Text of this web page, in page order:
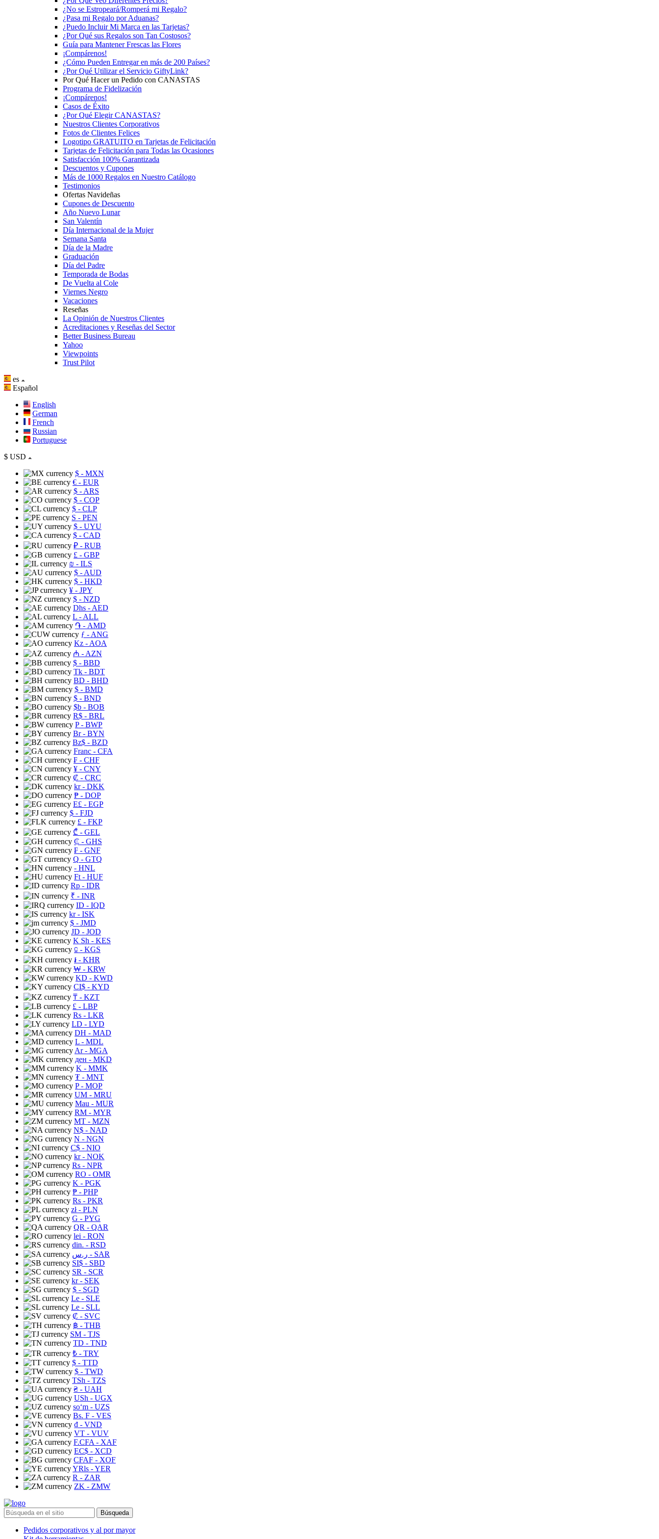
¿No se Estropeará/Romperá mi Regalo?
¿Pasa mi Regalo por Aduanas?
¿Puedo Incluir Mi Marca en las Tarjetas?
¿Por Qué sus Regalos son Tan Costosos?
Guía para Mantener Frescas las Flores
¡Compárenos!
¿Cómo Pueden Entregar en más de 200 Países?
¿Por Qué Utilizar el Servicio GiftyLink?
Por Qué Hacer un Pedido con CANASTAS
Programa de Fidelización
¡Compárenos!
Casos de Éxito
¿Por Qué Elegir CANASTAS?
Nuestros Clientes Corporativos
Fotos de Clientes Felices
Logotipo GRATUITO en Tarjetas de Felicitación
Tarjetas de Felicitación para Todas las Ocasiones
Satisfacción 100% Garantizada
Descuentos y Cupones
Más de 1000 Regalos en Nuestro Catálogo
Testimonios
Ofertas Navideñas
Cupones de Descuento
Año Nuevo Lunar
San Valentín
Día Internacional de la Mujer
Semana Santa
Día de la Madre
Graduación
Día del Padre
Temporada de Bodas
De Vuelta al Cole
Viernes Negro
Vacaciones
Reseñas
La Opinión de Nuestros Clientes
Acreditaciones y Reseñas del Sector
Better Business Bureau
Yahoo
Viewpoints
Trust Pilot
es
Español
English
German
French
Russian
Portuguese
$ USD
$ - MXN
€ - EUR
$ - ARS
$ - COP
$ - CLP
S - PEN
$ - UYU
$ - CAD
₽ - RUB
£ - GBP
₪ - ILS
$ - AUD
$ - HKD
¥ - JPY
$ - NZD
Dhs - AED
L - ALL
֏ - AMD
ƒ - ANG
Kz - AOA
₼ - AZN
$ - BBD
Tk - BDT
BD - BHD
$ - BMD
$ - BND
$b - BOB
R$ - BRL
P- BWP
Br- BYN
Bz$ - BZD
Franc - CFA
₣ - CHF
¥ - CNY
₡ - CRC
kr- DKK
₱ - DOP
E£ - EGP
$ - FJD
£ - FKP
₾ - GEL
₵ - GHS
₣ - GNF
Q - GTQ
- HNL
Ft - HUF
Rp - IDR
₹ - INR
ID - IQD
kr- ISK
$ - JMD
JD - JOD
K Sh - KES
⃀ - KGS
៛ - KHR
₩ - KRW
KD - KWD
CI$ - KYD
₸ - KZT
£ - LBP
Rs - LKR
LD - LYD
DH - MAD
L - MDL
Ar- MGA
ден - MKD
K - MMK
₮ - MNT
P- MOP
UM - MRU
Mau - MUR
RM - MYR
MT - MZN
N$ - NAD
N - NGN
C$ - NIO
kr- NOK
Rs - NPR
RO - OMR
K - PGK
₱ - PHP
Rs - PKR
zł- PLN
G - PYG
QR - QAR
lei - RON
din. - RSD
ر.س - SAR
SI$ - SBD
SR - SCR
kr- SEK
$ - SGD
Le - SLE
Le - SLL
₡ - SVC
฿ - THB
ЅМ - TJS
TD - TND
₺ - TRY
$ - TTD
$ - TWD
TSh - TZS
₴ - UAH
USh - UGX
soʻm - UZS
Bs. F - VES
₫ - VND
VT - VUV
F.CFA - XAF
EC$ - XCD
CFAF - XOF
YRls - YER
R - ZAR
ZK - ZMW
Búsqueda
Pedidos corporativos y al por mayor